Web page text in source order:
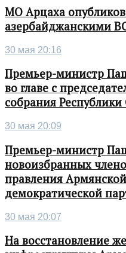
МО Арцаха
азербайджанскими
30 мая 20:16
Премьер-министр
во главе с
собрания
30 мая 20:09
Премьер-министр
новоизбранных
правления
демократической
30 мая 20:07
На восстановление